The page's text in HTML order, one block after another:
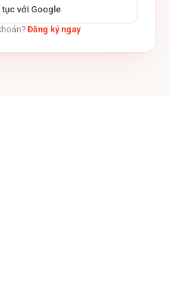
tục với Google
Đăng ký ngay